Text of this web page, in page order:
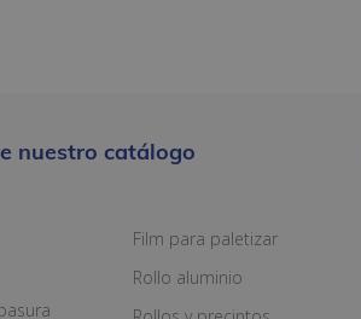
nuestro catálogo
Film para paletizar
Rollo aluminio